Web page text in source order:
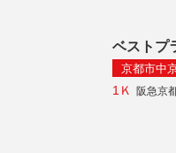
ベストプ
京都市中
1Ｋ
阪急京